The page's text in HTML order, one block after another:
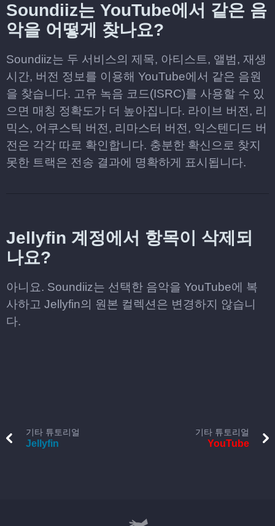
Soundiiz는 YouTube에서 같은 음
악을 어떻게 찾나요?
Soundiiz는 두 서비스의 제목, 아티스트, 앨범, 재생
시간, 버전 정보를 이용해 YouTube에서 같은 음원
을 찾습니다. 고유 녹음 코드(ISRC)를 사용할 수 있
으면 매칭 정확도가 더 높아집니다. 라이브 버전, 리
믹스, 어쿠스틱 버전, 리마스터 버전, 익스텐디드 버
전은 각각 따로 확인합니다. 충분한 확신으로 찾지
못한 트랙은 전송 결과에 명확하게 표시됩니다.
Jellyfin 계정에서 항목이 삭제되
나요?
아니요. Soundiiz는 선택한 음악을 YouTube에 복
사하고 Jellyfin의 원본 컬렉션은 변경하지 않습니
다.
기타 튜토리얼
Jellyfin
기타 튜토리얼
YouTube